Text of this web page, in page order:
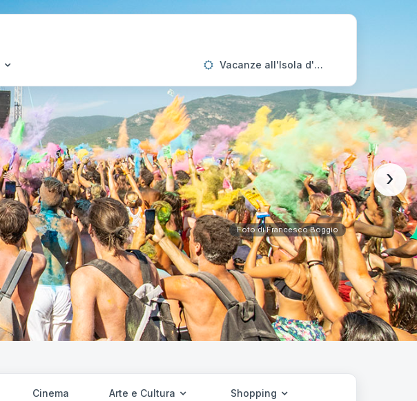
Vacanze all'Isola d'Elba
Foto di Francesco Boggio
›
Cinema Arte e Cultura Shopping